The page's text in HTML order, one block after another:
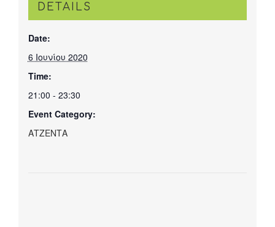
DETAILS
Date:
6 Ιουνίου 2020
Time:
21:00 - 23:30
Event Category:
ΑΤΖΕΝΤΑ